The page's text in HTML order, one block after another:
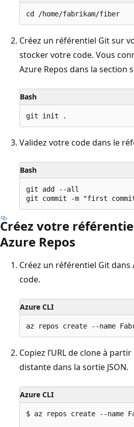
Créez un référentiel Git sur
stocker votre code. Vous
Azure Repos dans la section
Bash
Validez votre code dans le
Bash
git add --all
Créez votre
Azure Repos
Créez un référentiel Git
code.
Azure CLI
Copiez l’URL de clone à partir
distante dans la sortie JSON.
Azure CLI
$ az repos create --name